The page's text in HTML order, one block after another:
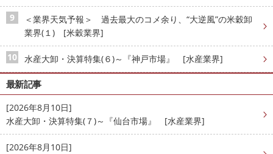
＜業界天気予報＞ 過去最大のコメ余り、“大逆風”の米穀卸
業界(１) [米穀業界]
水産大卸・決算特集(６)～『神戸市場』 [水産業界]
最新記事
[2026年8月10日]
水産大卸・決算特集(７)～『仙台市場』 [水産業界]
[2026年8月10日]